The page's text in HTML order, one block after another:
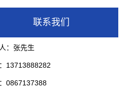
联系我们
：张先生
13713888282
0867137388